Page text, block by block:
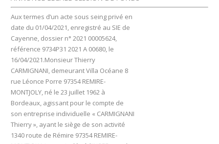
Aux termes d’un acte sous seing privé en
date du 01/04/2021, enregistré au SIE de
Cayenne, dossier n° 2021 00005624,
référence 9734P31 2021 A 00680, le
16/04/2021.Monsieur Thierry
CARMIGNANI, demeurant Villa Océane 8
rue Léonce Porre 97354 REMIRE-
MONTJOLY, né le 23 juillet 1962 à
Bordeaux, agissant pour le compte de
son entreprise individuelle « CARMIGNANI
Thierry », ayant le siège de son activité
1340 route de Rémire 97354 REMIRE-